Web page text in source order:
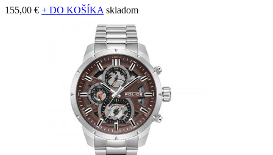
155,00 € + DO KOŠÍKA skladom